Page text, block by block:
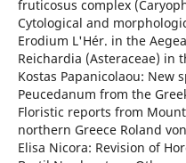
fruticosus complex
Cytological and
Erodium L'Hér. in the
Reichardia (Asteraceae) in
Kostas Papanicolaou: New
Peucedanum from the
Floristic reports from
northern Greece Roland
Elisa Nicora: Revision of